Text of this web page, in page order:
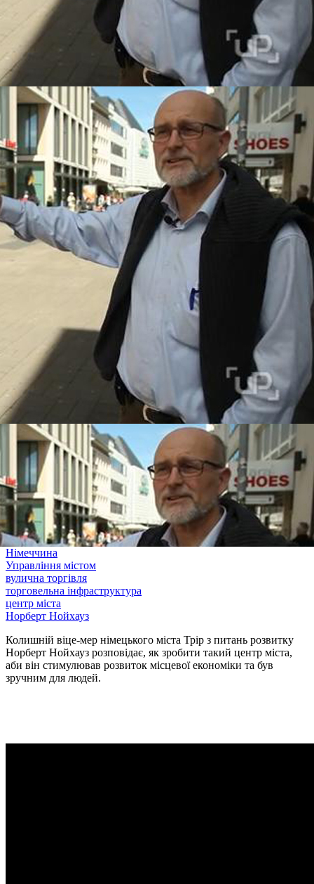
Німеччина
Управління містом
вулична торгівля
торговельна інфраструктура
центр міста
Норберт Нойхауз
Колишній віце-мер німецького міста Трір з питань розвитку
Норберт Нойхауз розповідає, як зробити такий центр міста,
аби він стимулював розвиток місцевої економіки та був
зручним для людей.